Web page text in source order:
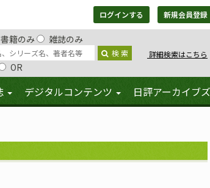
ログインする 新規会員登録
書籍のみ 雑誌のみ
検 索 詳細検索はこちら
OR
デジタルコンテンツ 日評アーカイブズ